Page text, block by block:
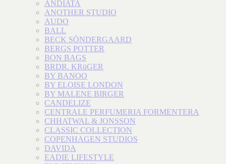
ANDIATA
ANOTHER STUDIO
AUDO
BALL
BECK SÖNDERGAARD
BERGS POTTER
BON BAGS
BRDR. KRüGER
BY BANOO
BY ELOISE LONDON
BY MALENE BIRGER
CANDELIZE
CENTRALE PERFUMERIA FORMENTERA
CHHATWAL & JONSSON
CLASSIC COLLECTION
COPENHAGEN STUDIOS
DAVIDA
EADIE LIFESTYLE